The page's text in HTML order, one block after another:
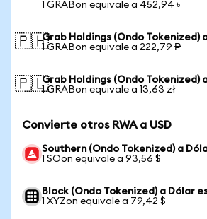
1 GRABon equivale a 452,94 ৳
🇵🇭Grab Holdings (Ondo Tokenized)
1 GRABon equivale a 222,79 ₱
🇵🇱Grab Holdings (Ondo Tokenized)
1 GRABon equivale a 13,63 zł
Convierte otros RWA a USD
Southern (Ondo Tokenized) a
1 SOon equivale a 93,56 $
Block (Ondo Tokenized) a Dólar
1 XYZon equivale a 79,42 $